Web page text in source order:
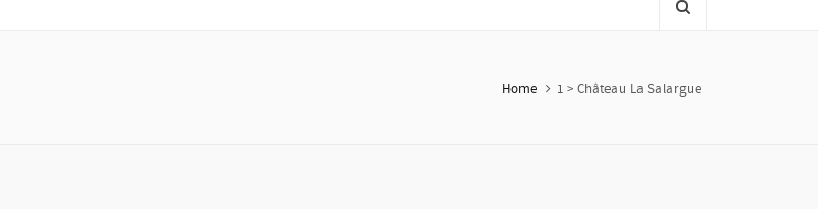
Home 1 > Château La Salargue